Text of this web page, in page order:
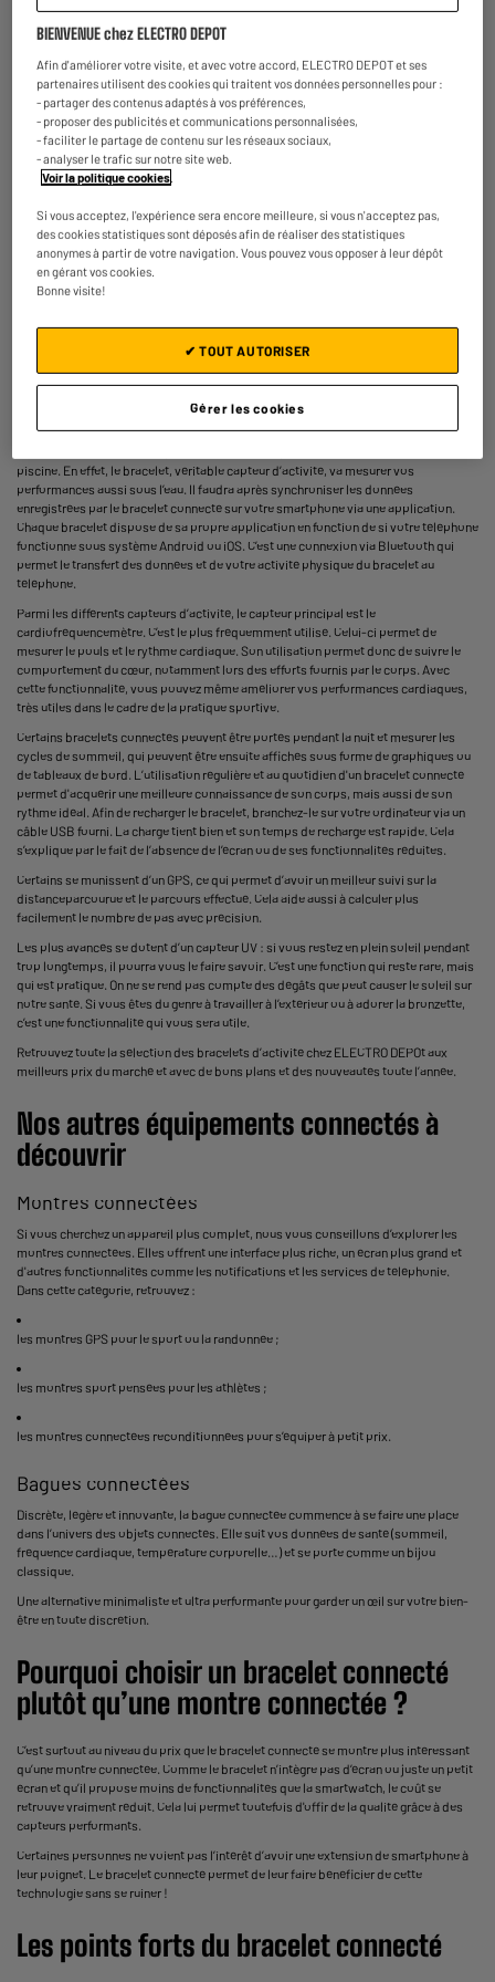
Comment fonctionne un bracelet
connecté ?
Portez votre bracelet connecté au poignet, en activant le capteur pour la phase «
active » ou de sommeil et il enregistre toutes vos activités, sportives ou de santé.
Les bracelets connectés sont étanches et peuvent donc être portés sous la
piscine. En effet, le bracelet, véritable capteur d’activité, va mesurer vos
performances aussi sous l’eau. Il faudra après synchroniser les données
enregistrées par le bracelet connecté sur votresmartphonevia une application.
Chaque bracelet dispose de sa propre application en fonction de si votre téléphone
fonctionne sous système Android ou iOS. C’est une connexion via Bluetooth qui
permet le transfert des données et de votre activité physique du bracelet au
téléphone.
Parmi les différents capteurs d’activité, le capteur principal est le
cardiofréquencemètre. C’est le plus fréquemment utilisé. Celui-ci permet de
mesurer le pouls et le rythme cardiaque. Son utilisation permet donc de suivre le
comportement du cœur, notamment lors des efforts fournis par le corps. Avec
cette fonctionnalité, vous pouvez même améliorer vos performances cardiaques,
très utiles dans le cadre de la pratique sportive.
Certains bracelets connectés peuvent être portés pendant la nuit et mesurer les
cycles de sommeil, qui peuvent être ensuite affichés sous forme de graphiques ou
de tableaux de bord. L’utilisation régulière et au quotidien d'un bracelet connecté
permet d'acquérir une meilleure connaissance de son corps, mais aussi de son
rythme idéal. Afin de recharger le bracelet, branchez-le sur votre ordinateur via un
câble USB fourni. La charge tient bien et son temps de recharge est rapide. Cela
s’explique par le fait de l’absence de l’écran ou de ses fonctionnalités réduites.
Certains se munissent d’un GPS, ce qui permet d’avoir un meilleur suivi sur la
distanceparcourue et le parcours effectué. Cela aide aussi à calculer plus
facilement le nombre de pas avec précision.
Les plus avancés se dotent d’un capteur UV : si vous restez en plein soleil pendant
trop longtemps, il pourra vous le faire savoir. C’est une fonction qui reste rare, mais
qui est pratique. On ne se rend pas compte des dégâts que peut causer le soleil sur
notre santé. Si vous êtes du genre à travailler à l’extérieur ou à adorer la bronzette,
c’est une fonctionnalité qui vous sera utile.
Retrouvez toute la sélection des bracelets d’activité chez ELECTRO DEPOt aux
meilleurs prix du marché et avec de bons plans et des nouveautés toute l’année.
Nos autres équipements connectés à
découvrir
Montres connectées
Si vous cherchez un appareil plus complet, nous vous conseillons d’explorer les
montres connectées. Elles offrent une interface plus riche, un écran plus grand et
d'autres fonctionnalités comme les notifications et les services de téléphonie.
Dans cette catégorie, retrouvez :
les montres GPS pour le sport ou la randonnée ;
les montres sport pensées pour les athlètes ;
les montres connectées reconditionnées pour s’équiper à petit prix.
Bagues connectées
Discrète, légère et innovante, la bague connectéecommence à se faire une place
dans l’univers des objets connectés. Elle suit vos données de santé (sommeil,
fréquence cardiaque, température corporelle…) et se porte comme un bijou
classique.
Une alternative minimaliste et ultra performante pour garder un œil sur votre bien-
être en toute discrétion.
Pourquoi choisir un bracelet connecté
plutôt qu’une montre connectée ?
C’est surtout au niveau du prix que le bracelet connecté se montre plus intéressant
qu’une montre connectée. Comme le bracelet n’intègre pas d’écran ou juste un petit
écran et qu’il propose moins de fonctionnalités que la smartwatch, le coût se
retrouve vraiment réduit. Cela lui permet toutefois d'offir de la qualité grâce à des
capteurs performants.
Certaines personnes ne voient pas l’intérêt d’avoir une extension de smartphone à
leur poignet. Le bracelet connecté permet de leur faire bénéficier de cette
technologie sans se ruiner !
Les points forts du bracelet connecté
BIENVENUE chez ELECTRO DEPOT
Afin d'améliorer votre visite, et avec votre accord, ELECTRO DEPOT et ses
partenaires utilisent des cookies qui traitent vos données personnelles pour :
- partager des contenus adaptés à vos préférences,
- proposer des publicités et communications personnalisées,
- faciliter le partage de contenu sur les réseaux sociaux,
- analyser le trafic sur notre site web.
Voir la politique cookies
Si vous acceptez, l'expérience sera encore meilleure, si vous n'acceptez pas,
des cookies statistiques sont déposés afin de réaliser des statistiques
anonymes à partir de votre navigation. Vous pouvez vous opposer à leur dépôt
en gérant vos cookies.
Bonne visite!
Gérer les cookies
✔ TOUT AUTORISER